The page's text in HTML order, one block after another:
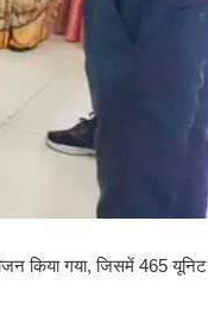
किया गया, जिसमें 465 यूनिट